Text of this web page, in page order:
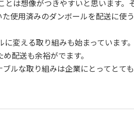
とは想像がつきやすいと思います。
使用済みのダンボールを配送に使う
変える取り組みも始まっています。
配送も余裕がでます。
ルな取り組みは企業にとってとて